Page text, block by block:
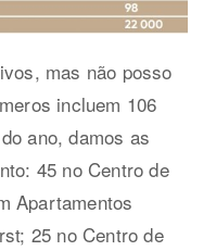
mas não posso
incluem 106
ano, damos as
45 no Centro de
Apartamentos
25 no Centro de